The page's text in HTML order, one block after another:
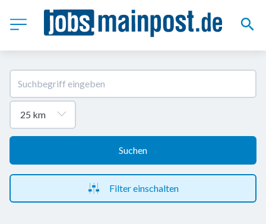
Suchen
Filter einschalten